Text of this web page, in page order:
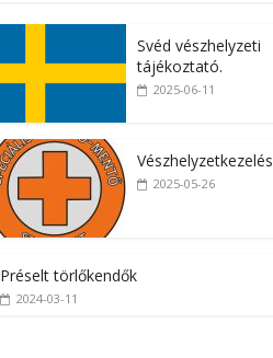
Svéd vészhelyzeti
tájékoztató.
2025-06-11
Vészhelyzetkezelés
2025-05-26
Préselt törlőkendők
2024-03-11